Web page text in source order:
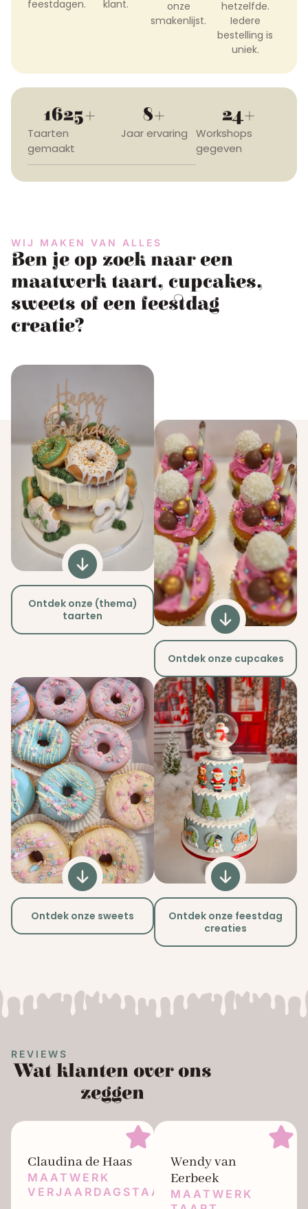
feestdagen.
klant.
onze
smakenlijst.
hetzelfde.
Iedere
bestelling is
uniek.
Taarten
gemaakt
1625+
Jaar ervaring
8+
Workshops
gegeven
24+
WIJ MAKEN VAN ALLES
Ben je op zoek naar een
maatwerk taart, cupcakes,
sweets of een feestdag
creatie?
Ontdek onze (thema)
taarten
Ontdek onze cupcakes
Ontdek onze sweets
Ontdek onze feestdag
creaties
REVIEWS
Wat klanten over ons
zeggen
Claudina de Haas
MAATWERK
VERJAARDAGSTAART
Wendy van
Eerbeek
MAATWERK